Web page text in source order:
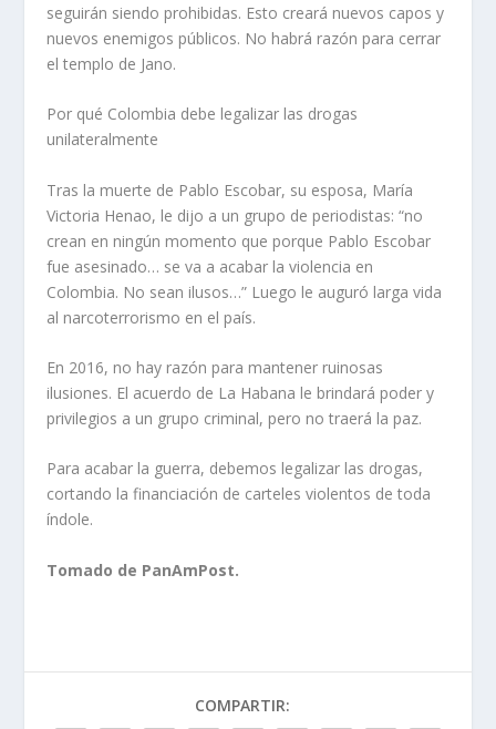
seguirán siendo prohibidas. Esto creará nuevos capos y
nuevos enemigos públicos. No habrá razón para cerrar
el templo de Jano.
Por qué Colombia debe legalizar las drogas
unilateralmente
Tras la muerte de Pablo Escobar, su esposa, María
Victoria Henao, le dijo a un grupo de periodistas: “no
crean en ningún momento que porque Pablo Escobar
fue asesinado… se va a acabar la violencia en
Colombia. No sean ilusos…” Luego le auguró larga vida
al narcoterrorismo en el país.
En 2016, no hay razón para mantener ruinosas
ilusiones. El acuerdo de La Habana le brindará poder y
privilegios a un grupo criminal, pero no traerá la paz.
Para acabar la guerra, debemos legalizar las drogas,
cortando la financiación de carteles violentos de toda
índole.
Tomado de PanAmPost.
COMPARTIR: